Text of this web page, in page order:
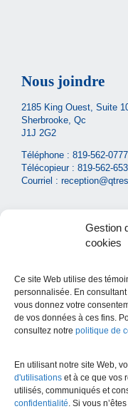
Gestion
cookies
Ce site Web utilise des
personnalisée. En
vous donnez votre
de vos données à ces fins.
consultez notre politique de
En utilisant notre site Web,
d'utilisations et à ce que vos
utilisés, communiqués et
confidentialité. Si vous
Nous joindre
2185 King Ouest, Suite
Sherbrooke, Qc
J1J 2G2
Téléphone : 819-562-0777
Télécopieur : 819-562-
Courriel :
Liens utiles
Carrières
CIUSSS de l’Estrie
Santé Québec